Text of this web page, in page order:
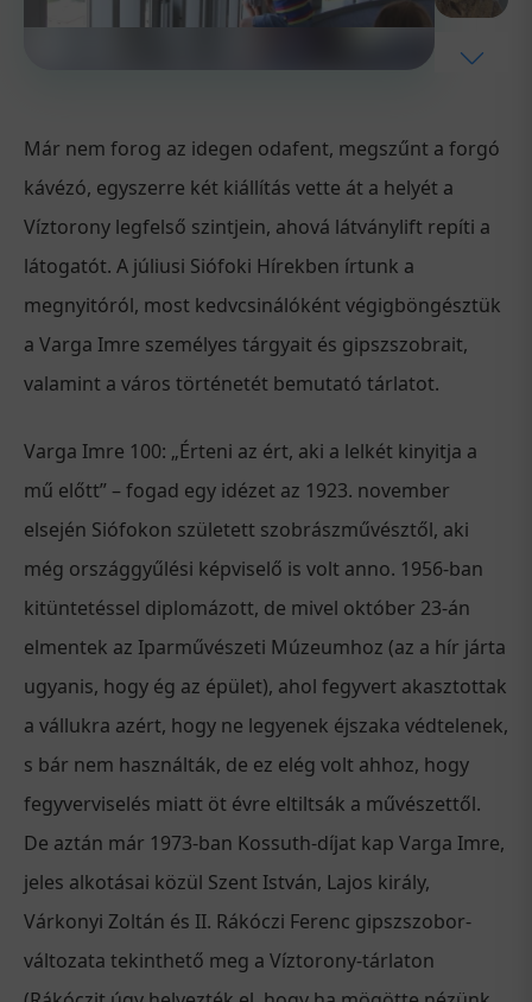
Már nem forog az idegen odafent, megszűnt a forgó
kávézó, egyszerre két kiállítás vette át a helyét a
Víztorony legfelső szintjein, ahová látványlift repíti a
látogatót. A júliusi Siófoki Hírekben írtunk a
megnyitóról, most kedvcsinálóként végigböngésztük
a Varga Imre személyes tárgyait és gipszszobrait,
valamint a város történetét bemutató tárlatot.
Varga Imre 100: „Érteni az ért, aki a lelkét kinyitja a
mű előtt” – fogad egy idézet az 1923. november
elsején Siófokon született szobrászművésztől, aki
még országgyűlési képviselő is volt anno. 1956-ban
kitüntetéssel diplomázott, de mivel október 23-án
elmentek az Iparművészeti Múzeumhoz (az a hír járta
ugyanis, hogy ég az épület), ahol fegyvert akasztottak
a vállukra azért, hogy ne legyenek éjszaka védtelenek,
s bár nem használták, de ez elég volt ahhoz, hogy
fegyverviselés miatt öt évre eltiltsák a művészettől.
De aztán már 1973-ban Kossuth-díjat kap Varga Imre,
jeles alkotásai közül Szent István, Lajos király,
Várkonyi Zoltán és II. Rákóczi Ferenc gipszszobor-
változata tekinthető meg a Víztorony-tárlaton